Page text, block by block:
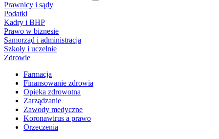
Prawnicy i sądy
Podatki
Kadry i BHP
Prawo w biznesie
Samorząd i administracja
Szkoły i uczelnie
Zdrowie
Farmacja
Finansowanie zdrowia
Opieka zdrowotna
Zarządzanie
Zawody medyczne
Koronawirus a prawo
Orzeczenia